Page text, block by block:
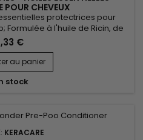
POUR CHEVEUX
protectrices pour
à l'huile de Ricin, de
de Jojoba et d'Aloe Vera,
les cheveux.&nbsp; L'huile
des cheveux et les renforce
L'huile de...
€
au panier
stock
KERACARE